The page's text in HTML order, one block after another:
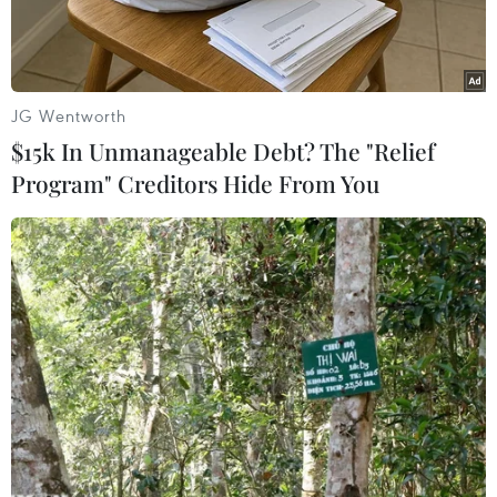
Kinh hoàng cảnh tượng chen lấn, tranh giành nhau mua hộp
khẩu trang ở chợ thuốc Hapulico, Thanh Xuân, Hà Nội. (Ảnh:
Sơn Bách/Vietnam+)
Trưa ngày 31/1, hàng nghìn người đổ về khu
JG Wentworth
$15k In Unmanageable Debt? The "Relief
Program" Creditors Hide From You